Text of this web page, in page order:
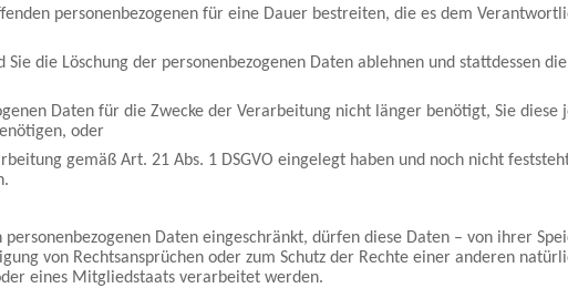
personenbezogenen für eine Dauer bestreiten, die es dem
die Löschung der personenbezogenen Daten ablehnen und stattdessen
Daten für die Zwecke der Verarbeitung nicht länger benötigt, Sie diese
oder
gemäß Art. 21 Abs. 1 DSGVO eingelegt haben und noch nicht
Daten eingeschränkt, dürfen diese Daten – von ihrer
von Rechtsansprüchen oder zum Schutz der Rechte einer anderen
eines Mitgliedstaats verarbeitet werden.